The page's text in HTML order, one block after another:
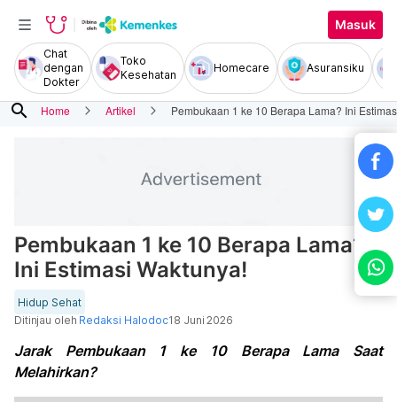
Masuk
Chat
dengan
Dokter
Toko
Kesehatan
Homecare Asuransiku
search Home Artikel Pembukaan 1 ke 10 Berapa Lama? Ini
Pembukaan 1 ke 10 Berapa Lama?
Ini Estimasi Waktunya!
Hidup Sehat
Ditinjau oleh Redaksi Halodoc18 Juni 2026
Jarak Pembukaan 1 ke 10 Berapa Lama Saat
Melahirkan?